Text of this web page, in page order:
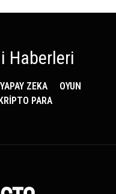
Haberleri
YAPAY ZEKA
OYUN
PARA